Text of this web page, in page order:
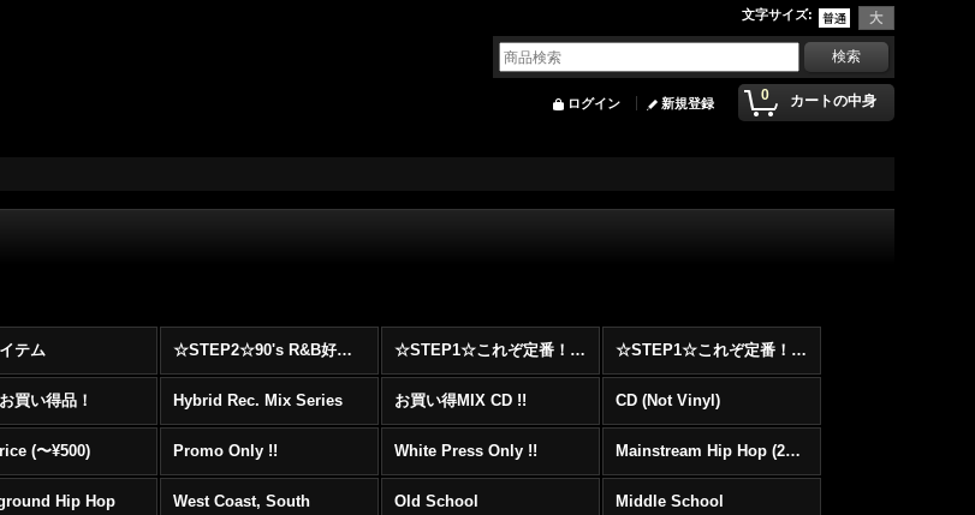
文字サイズ:
0 カートの中身
ログイン 新規登録
テム ☆STEP2☆90's R&B好きに自信を持ってオススメ出来る00's R&B Best 100 !!! ☆STEP1☆これぞ定番！！まずはここから！2000年代Hip HopフロアヒットBest 100 !!! ☆STEP1☆これぞ定番！！まずはここから！2000年代R&BフロアヒットBest 100 !!!
買い得品！ Hybrid Rec. Mix Series お買い得MIX CD !! CD (Not Vinyl)
(〜¥500) Promo Only !! White Press Only !! Mainstream Hip Hop (2000〜)
Hip Hop West Coast, South Old School Middle School